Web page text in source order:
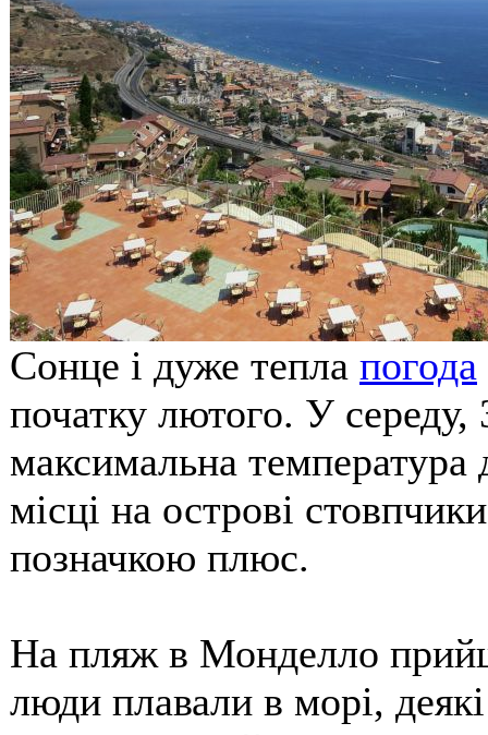
Сонце і дуже тепла погода
початку лютого. У
максимальна температура
місці на острові
позначкою плюс.
На пляж в Монделло
люди плавали в морі,